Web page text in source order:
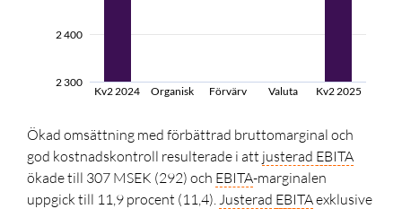
Kv2 2024 Organisk Förvärv Valuta Kv2 2025
2 300
2 400
Ökad omsättning med förbättrad bruttomarginal och
god kostnadskontroll resulterade i att justerad EBITA
ökade till 307 MSEK (292) och EBITA-marginalen
uppgick till 11,9 procent (11,4).Justerad EBITAexklusive